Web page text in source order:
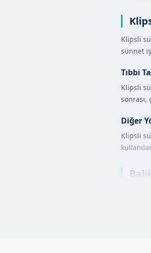
Klipsli
sünnet
Tıbbi
Klipsli
sonrası,
Diğer
Klipsli